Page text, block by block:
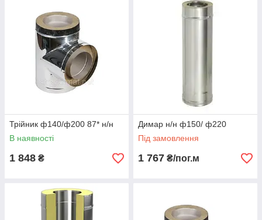
Трійник ф140/ф200 87* н/н
В наявності
1 848 ₴
Димар н/н ф150/ ф220
Під замовлення
1 767 ₴/пог.м